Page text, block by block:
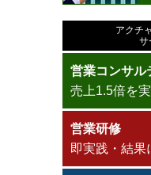
アクチ
サ
営業コンサル
売上1.5倍を
営業研修
即実践・結果